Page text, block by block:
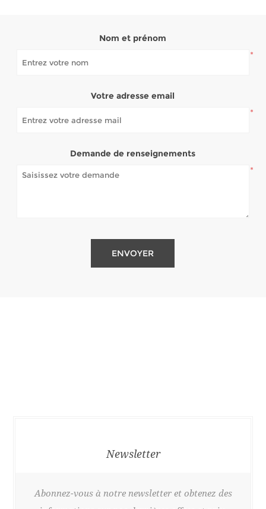
Nom et prénom
*
Votre adresse email
*
Demande de renseignements
*
Newsletter
Abonnez-vous à notre newsletter et obtenez des